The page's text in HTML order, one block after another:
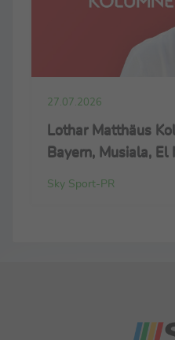
27.07.2026
Lothar Matthäus
Bayern, Musiala, El
Sky Sport-PR